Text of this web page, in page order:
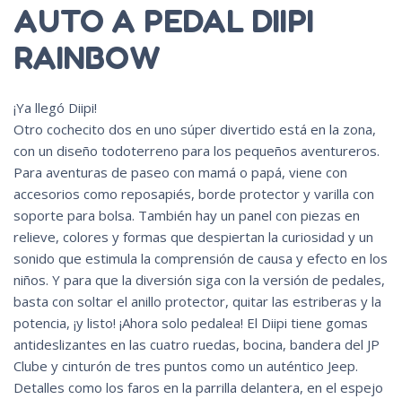
AUTO A PEDAL DIIPI
RAINBOW
¡Ya llegó Diipi!
Otro cochecito dos en uno súper divertido está en la zona,
con un diseño todoterreno para los pequeños aventureros.
Para aventuras de paseo con mamá o papá, viene con
accesorios como reposapiés, borde protector y varilla con
soporte para bolsa. También hay un panel con piezas en
relieve, colores y formas que despiertan la curiosidad y un
sonido que estimula la comprensión de causa y efecto en los
niños. Y para que la diversión siga con la versión de pedales,
basta con soltar el anillo protector, quitar las estriberas y la
potencia, ¡y listo! ¡Ahora solo pedalea! El Diipi tiene gomas
antideslizantes en las cuatro ruedas, bocina, bandera del JP
Clube y cinturón de tres puntos como un auténtico Jeep.
Detalles como los faros en la parrilla delantera, en el espejo